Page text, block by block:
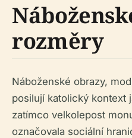
rozměry
Náboženské obrazy,
posilují katolický kontext
zatímco velkolepost
označovala sociální